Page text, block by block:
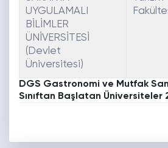
UYGULAMALI
BİLİMLER
ÜNİVERSİTESİ
(Devlet
Üniversitesi)
DGS Gastronomi ve Mutfak
Sınıftan Başlatan Üniversiteler